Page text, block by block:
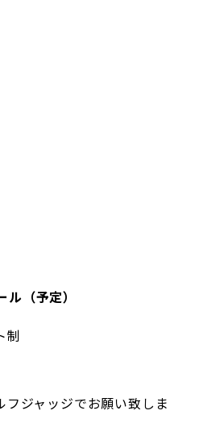
（予定）
制
ジャッジでお願い致しま